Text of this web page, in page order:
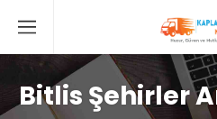
Bitlis Şehirler